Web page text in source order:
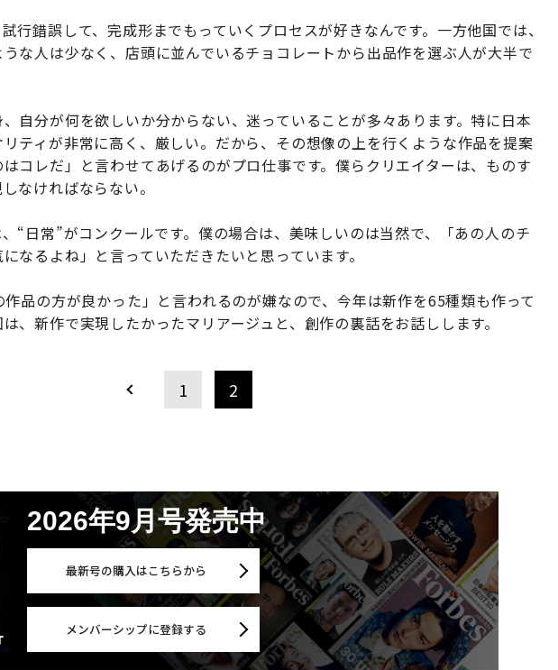
行錯誤して、完成形までもっていくプロセスが好きなんです。一方他国では、
な人は少なく、店頭に並んでいるチョコレートから出品作を選ぶ人が大半で
自分が何を欲しいか分からない、迷っていることが多々あります。特に日本
ティが非常に高く、厳しい。だから、その想像の上を行くような作品を提案
コレだ」と言わせてあげるのがプロ仕事です。僕らクリエイターは、ものす
なければならない。
“日常”がコンクールです。僕の場合は、美味しいのは当然で、「あの人のチ
なるよね」と言っていただきたいと思っています。
品の方が良かった」と言われるのが嫌なので、今年は新作を65種類も作って
、新作で実現したかったマリアージュと、創作の裏話をお話しします。
1 2
2026年9月号発売中
最新号の購入はこちらから
メンバーシップに登録する